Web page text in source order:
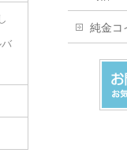
純金コ